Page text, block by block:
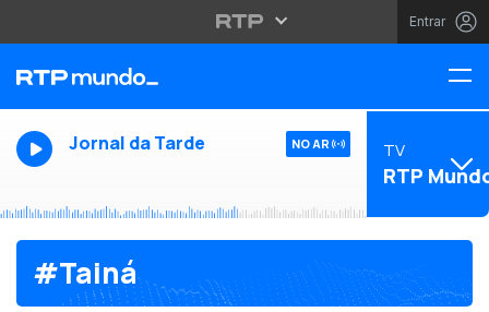
Entrar
Jornal da Tarde NO AR TV
RTP
#Tainá